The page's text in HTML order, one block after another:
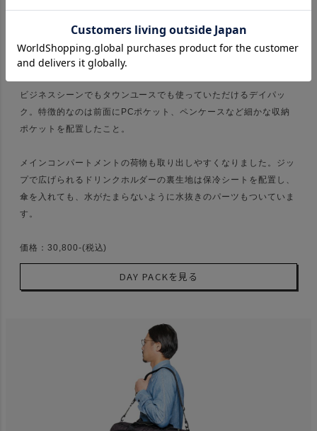
DAY PACK
ビジネスシーンでもタウンユースでも使っていただけるデイパッ
ク。特徴的なのは前面にPCポケット、ペンケースなど細かな収納
ポケットを配置したこと。
メインコンパートメントの荷物も取り出しやすくなりました。ジッ
プで広げられるドリンクホルダーの裏生地は保冷シートを配置し、
傘を入れても、水がたまらないように水抜きのパーツもついていま
す。
価格：30,800-(税込)
DAY PACKを見る